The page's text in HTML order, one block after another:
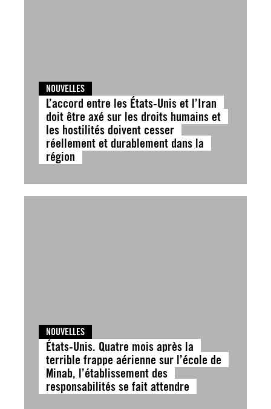
NOUVELLES
L’accord entre les États-Unis et l’Iran
doit être axé sur les droits humains et
les hostilités doivent cesser
réellement et durablement dans la
région
NOUVELLES
États-Unis. Quatre mois après la
terrible frappe aérienne sur l’école de
Minab, l’établissement des
responsabilités se fait attendre